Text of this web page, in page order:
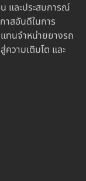
และประสบการณ์
าสอันดีในการ
ทนจำหน่ายยางรถ
วามเติมโต และ